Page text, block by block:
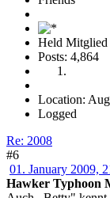
Held Mitglied
Posts: 4,864
Location:
Logged
Re: 2008
#6
01. January 2009,
Hawker Typhoon